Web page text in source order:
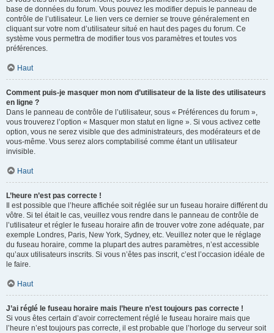
base de données du forum. Vous pouvez les modifier depuis le panneau de
contrôle de l’utilisateur. Le lien vers ce dernier se trouve généralement en
cliquant sur votre nom d’utilisateur situé en haut des pages du forum. Ce
système vous permettra de modifier tous vos paramètres et toutes vos
préférences.
Haut
Comment puis-je masquer mon nom d’utilisateur de la liste des utilisateurs
en ligne ?
Dans le panneau de contrôle de l’utilisateur, sous « Préférences du forum »,
vous trouverez l’option « Masquer mon statut en ligne ». Si vous activez cette
option, vous ne serez visible que des administrateurs, des modérateurs et de
vous-même. Vous serez alors comptabilisé comme étant un utilisateur
invisible.
Haut
L’heure n’est pas correcte !
Il est possible que l’heure affichée soit réglée sur un fuseau horaire différent du
vôtre. Si tel était le cas, veuillez vous rendre dans le panneau de contrôle de
l’utilisateur et régler le fuseau horaire afin de trouver votre zone adéquate, par
exemple Londres, Paris, New York, Sydney, etc. Veuillez noter que le réglage
du fuseau horaire, comme la plupart des autres paramètres, n’est accessible
qu’aux utilisateurs inscrits. Si vous n’êtes pas inscrit, c’est l’occasion idéale de
le faire.
Haut
J’ai réglé le fuseau horaire mais l’heure n’est toujours pas correcte !
Si vous êtes certain d’avoir correctement réglé le fuseau horaire mais que
l’heure n’est toujours pas correcte, il est probable que l’horloge du serveur soit